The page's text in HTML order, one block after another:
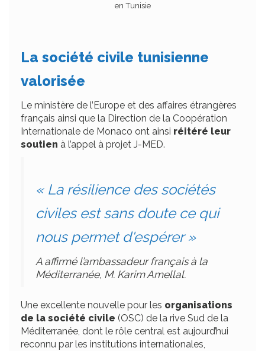
en Tunisie
La société civile tunisienne
valorisée
Le ministère de l’Europe et des affaires étrangères
français ainsi que la Direction de la Coopération
Internationale de Monaco ont ainsi réitéré leur
soutien à l’appel à projet J-MED.
« La résilience des sociétés
civiles est sans doute ce qui
nous permet d'espérer »
A affirmé l’ambassadeur français à la
Méditerranée, M. Karim Amellal.
Une excellente nouvelle pour les organisations
de la société civile (OSC) de la rive Sud de la
Méditerranée, dont le rôle central est aujourd’hui
reconnu par les institutions internationales,